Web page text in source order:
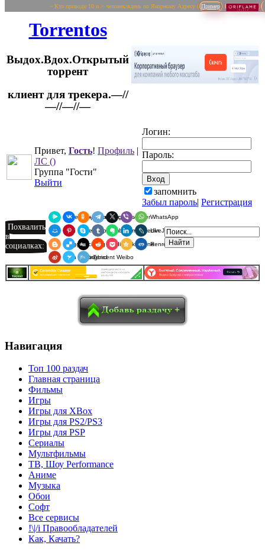
~ Кто приводи 10 и > человек/вдень по Якорному Адресу ( Пример
Torrentos
Выдох.Вдох.Открытый
торрент
Привет, Гость! Профиль |
ЛС ()
Группа "Гости"
Выйти
Логин:
Пароль:
запомнить
Забыл пароль| Регистрация
Похвалить
в
социалках:
Я.Мессенджер
ВКонтакте
Одноклассники
Telegram
X ViberWhatsApp
Мой МирPinterest
SkypeTumblrEvernoteLinkedInLiveJournal
BloggerDelicious
Digg redditPocketQzoneRenren
Sina Weibo
SurfingbirdTencent Weibo
Навигация
Топ 100 раздач
Главная страница
Фильмы
Игры
Игры для XBox
Игры для PS2/PS3
Игры для PSP
Сериалы
Мультфильмы
ТВ, Шоу Performance
Аниме
Музыка
Обои
Софт
Все сервисы
!\|/i Правообладателей
Как, Качать?